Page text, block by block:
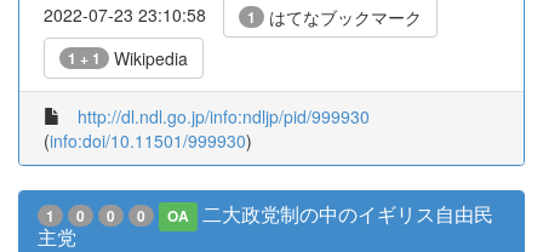
2022-07-23 23:10:58 1 はてなブックマーク
1 + 1 Wikipedia
http://dl.ndl.go.jp/info:ndljp/pid/999930
(info:doi/10.11501/999930)
1 0 0 0 OA
二大政党制の中のイギリス自由民
主党